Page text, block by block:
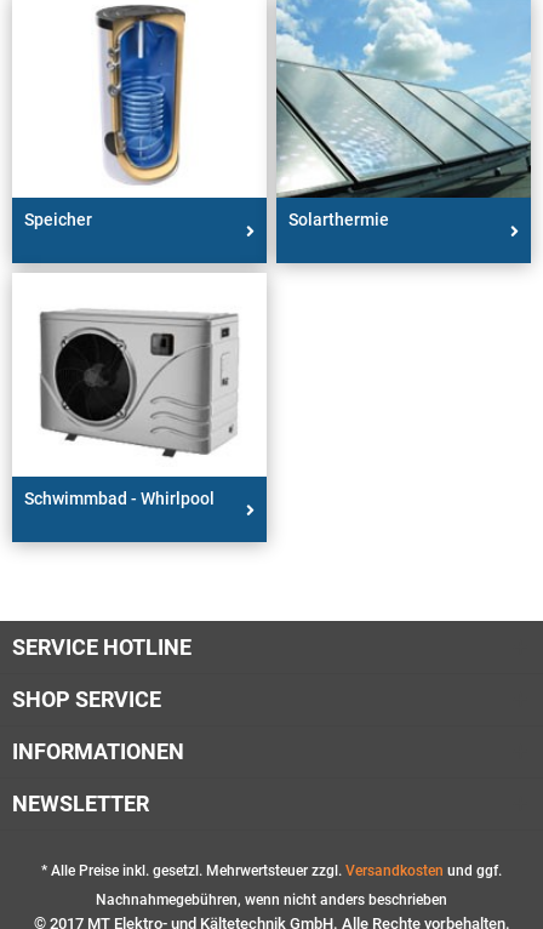
Speicher Solarthermie
Schwimmbad - Whirlpool
SERVICE HOTLINE
SHOP SERVICE
INFORMATIONEN
NEWSLETTER
* Alle Preise inkl. gesetzl. Mehrwertsteuer zzgl. Versandkosten und ggf.
Nachnahmegebühren, wenn nicht anders beschrieben
© 2017 MT Elektro- und Kältetechnik GmbH. Alle Rechte vorbehalten.